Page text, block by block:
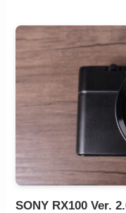
SONY RX100 Ver.